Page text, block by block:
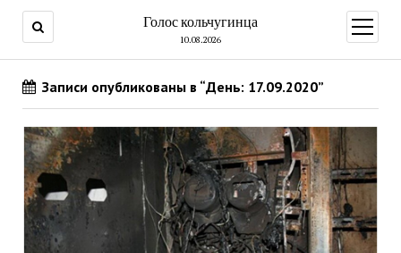
Голос кольчугинца
10.08.2026
меню
Записи опубликованы в “День: 17.09.2020”